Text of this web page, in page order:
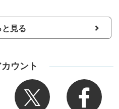
と見る
ウント